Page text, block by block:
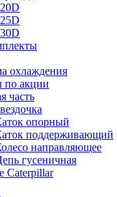
охлаждения
по акции
часть
опорный
поддерживающий
направляющее
гусеничная
Caterpillar